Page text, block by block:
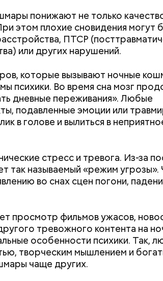
понижают не только
этом плохие сновидения могут
ПТСР
или других нарушений.
которые вызывают ночные
психики. Во время сна мозг
дневные переживания». Любые
подавленные эмоции или
в голове и вылиться в
стресс и тревога. Из-за
так называемый «режим
во снах сцен погони,
просмотр фильмов ужасов,
тревожного контента на
особенности психики. Так,
творческим мышлением и
чаще других.
нужно легко обжарить на
зелень петрушки, чеснок,
очень вкусно, — поделился
не для всех дыня может
ее стоит есть с осторожностью
борщ, щи, котлеты, салаты,
омлет, запеканка. Щавеля там
никакого вреда от него не
человека, тем лучше.
дефицитов
такой Роберт
просят
Маникюр
украшу: тренды